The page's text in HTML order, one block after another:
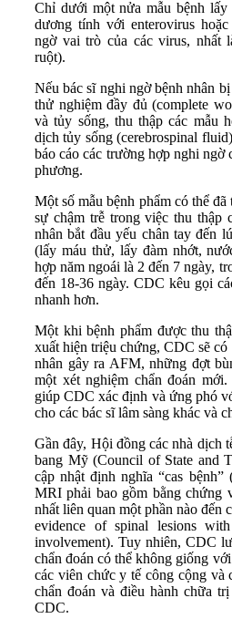
Chỉ dưới một nửa mẫu bệnh
dương tính với enterovirus
ngờ vai trò của các virus, nhất
ruột).
Nếu bác sĩ nghi ngờ bệnh nhân
thử nghiệm đầy đủ (complete
và tủy sống, thu thập các mẫu
dịch tủy sống (cerebrospinal
báo cáo các trường hợp nghi ngờ
phương.
Một số mẫu bệnh phẩm có thể
sự chậm trễ trong việc thu
nhân bắt đầu yếu chân tay đến
(lấy máu thử, lấy đàm nhớt,
hợp năm ngoái là 2 đến 7 ngày,
đến 18-36 ngày. CDC kêu gọi
nhanh hơn.
Một khi bệnh phẩm được thu
xuất hiện triệu chứng, CDC sẽ
nhân gây ra AFM, những đợt
một xét nghiệm chẩn đoán
giúp CDC xác định và ứng phó
cho các bác sĩ lâm sàng khác và
Gần đây, Hội đồng các nhà dịch
bang Mỹ (Council of State and
cập nhật định nghĩa “cas
MRI phải bao gồm bằng chứng
nhất liên quan một phần nào đến
evidence of spinal lesions
involvement). Tuy nhiên, CDC
chẩn đoán có thể không giống
các viên chức y tế công cộng và
chẩn đoán và điều hành chữa
CDC.